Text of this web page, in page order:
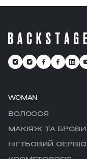
WOMAN
ВОЛОССЯ
МАКІЯЖ ТА БРОВИ
НІГТЬОВИЙ СЕРВІС